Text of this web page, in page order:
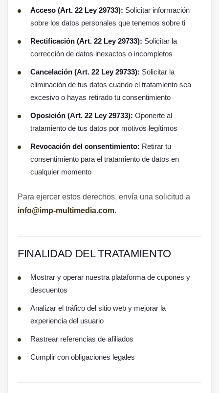
Acceso (Art. 22 Ley 29733): Solicitar información
sobre los datos personales que tenemos sobre ti
Rectificación (Art. 22 Ley 29733): Solicitar la
corrección de datos inexactos o incompletos
Cancelación (Art. 22 Ley 29733): Solicitar la
eliminación de tus datos cuando el tratamiento sea
excesivo o hayas retirado tu consentimiento
Oposición (Art. 22 Ley 29733): Oponerte al
tratamiento de tus datos por motivos legítimos
Revocación del consentimiento: Retirar tu
consentimiento para el tratamiento de datos en
cualquier momento
Para ejercer estos derechos, envía una solicitud a
info@imp-multimedia.com.
FINALIDAD DEL TRATAMIENTO
Mostrar y operar nuestra plataforma de cupones y
descuentos
Analizar el tráfico del sitio web y mejorar la
experiencia del usuario
Rastrear referencias de afiliados
Cumplir con obligaciones legales